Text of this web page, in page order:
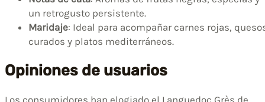
un retrogusto persistente.
Maridaje: Ideal para acompañar carnes rojas,
curados y platos mediterráneos.
Opiniones de usuarios